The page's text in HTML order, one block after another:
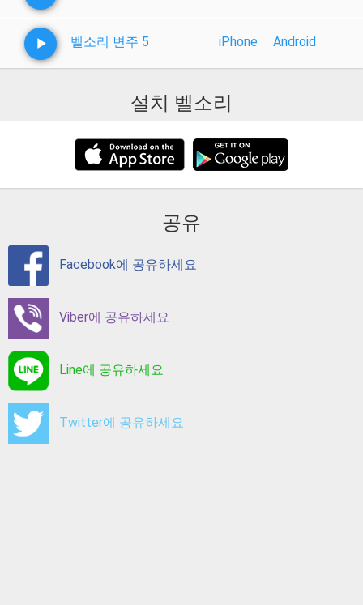
벨소리 변주 5 iPhone Android
설치 벨소리
공유
Facebook에 공유하세요
Viber에 공유하세요
Line에 공유하세요
Twitter에 공유하세요